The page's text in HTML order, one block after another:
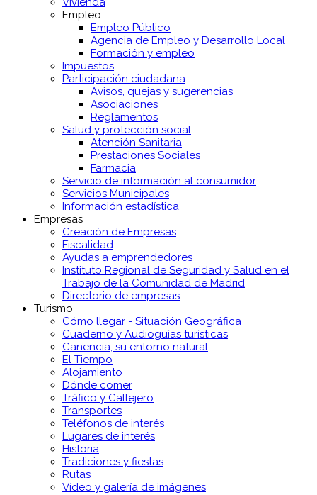
Empleo
Empleo Público
Agencia de Empleo y Desarrollo Local
Formación y empleo
Impuestos
Participación ciudadana
Avisos, quejas y sugerencias
Asociaciones
Reglamentos
Salud y protección social
Atención Sanitaria
Prestaciones Sociales
Farmacia
Servicio de información al consumidor
Servicios Municipales
Información estadística
Empresas
Creación de Empresas
Fiscalidad
Ayudas a emprendedores
Instituto Regional de Seguridad y Salud en el
Trabajo de la Comunidad de Madrid
Directorio de empresas
Turismo
Cómo llegar - Situación Geográfica
Cuaderno y Audioguías turísticas
Canencia, su entorno natural
El Tiempo
Alojamiento
Dónde comer
Tráfico y Callejero
Transportes
Teléfonos de interés
Lugares de interés
Historia
Tradiciones y fiestas
Rutas
Vídeo y galería de imágenes